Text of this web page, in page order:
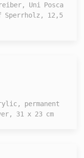
Uni Posca
Sperrholz, 12,5
permanent
31 x 23 cm